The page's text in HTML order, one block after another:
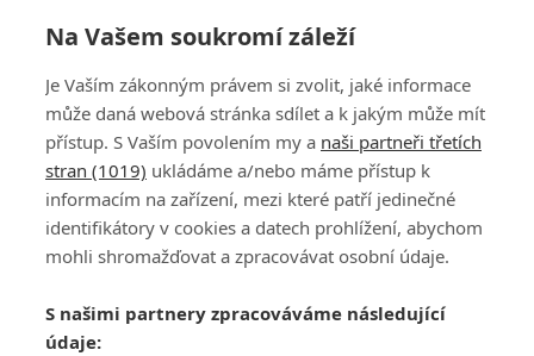
PŘIHLÁSIT
REGISTROVAT
DISKUZE
Šéfredaktorkou webu jePetr Slavík, e-mailserialy@fandimefilmu.cz
Máte-li zájem o inzerci na našem webu napište nám na e-mail
Na Vašem soukromí záleží
Je Vaším zákonným právem si zvolit, jaké informace
může daná webová stránka sdílet a k jakým může mít
přístup. S Vaším povolením my a naši partneři třetích
stran (1019) ukládáme a/nebo máme přístup k
informacím na zařízení, mezi které patří jedinečné
identifikátory v cookies a datech prohlížení, abychom
mohli shromažďovat a zpracovávat osobní údaje.
S našimi partnery zpracováváme následující
údaje: